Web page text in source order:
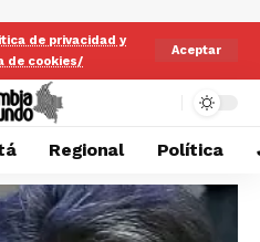
de privacidad y
de cookies/
Aceptar
Regional Política